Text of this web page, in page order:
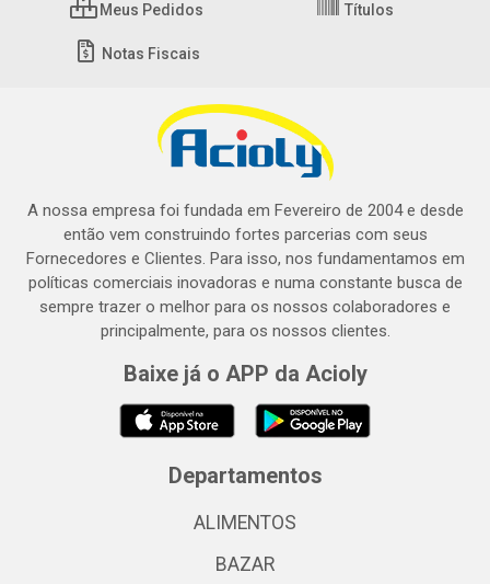
Meus Pedidos Títulos
Notas Fiscais
A nossa empresa foi fundada em Fevereiro de 2004 e desde
então vem construindo fortes parcerias com seus
Fornecedores e Clientes. Para isso, nos fundamentamos em
políticas comerciais inovadoras e numa constante busca de
sempre trazer o melhor para os nossos colaboradores e
principalmente, para os nossos clientes.
Baixe já o APP da Acioly
Departamentos
ALIMENTOS
BAZAR